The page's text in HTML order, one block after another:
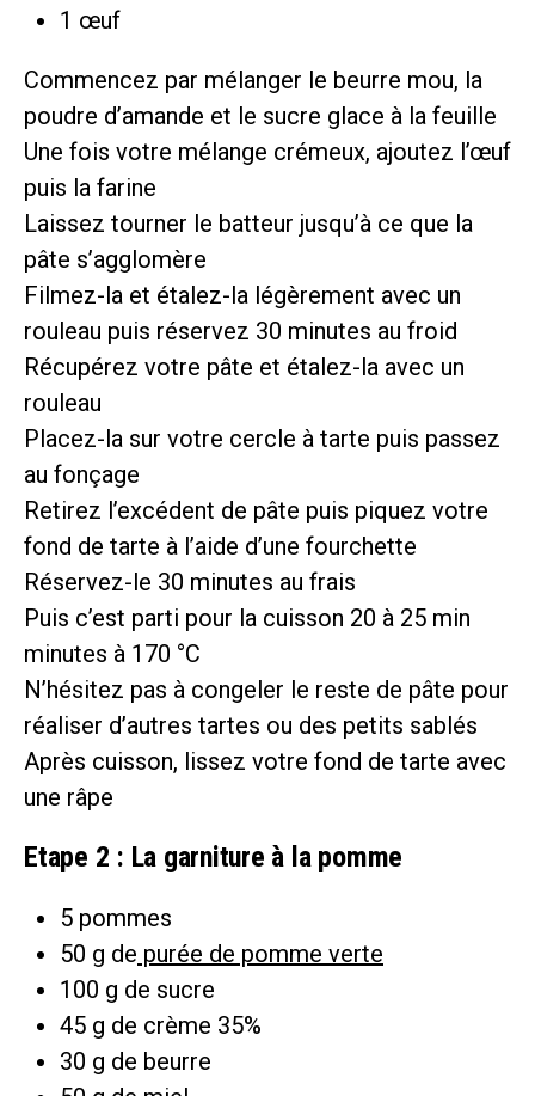
1 œuf
Commencez par mélanger le beurre mou, la
poudre d’amande et le sucre glace à la feuille
Une fois votre mélange crémeux, ajoutez l’œuf
puis la farine
Laissez tourner le batteur jusqu’à ce que la
pâte s’agglomère
Filmez-la et étalez-la légèrement avec un
rouleau puis réservez 30 minutes au froid
Récupérez votre pâte et étalez-la avec un
rouleau
Placez-la sur votre cercle à tarte puis passez
au fonçage
Retirez l’excédent de pâte puis piquez votre
fond de tarte à l’aide d’une fourchette
Réservez-le 30 minutes au frais
Puis c’est parti pour la cuisson 20 à 25 min
minutes à 170 °C
N’hésitez pas à congeler le reste de pâte pour
réaliser d’autres tartes ou des petits sablés
Après cuisson, lissez votre fond de tarte avec
une râpe
Etape 2 : La garniture à la pomme
5 pommes
50 g de purée de pomme verte
100 g de sucre
45 g de crème 35%
30 g de beurre